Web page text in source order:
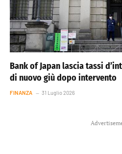
Bank of Japan lascia tassi
di nuovo giù dopo intervento
FINANZA 31 Luglio 2026